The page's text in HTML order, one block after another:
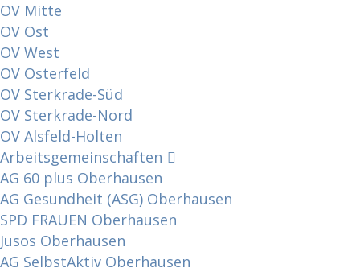
OV Mitte
OV Ost
OV West
OV Osterfeld
OV Sterkrade-Süd
OV Sterkrade-Nord
OV Alsfeld-Holten
Arbeitsgemeinschaften
AG 60 plus Oberhausen
AG Gesundheit (ASG) Oberhausen
SPD FRAUEN Oberhausen
Jusos Oberhausen
AG SelbstAktiv Oberhausen